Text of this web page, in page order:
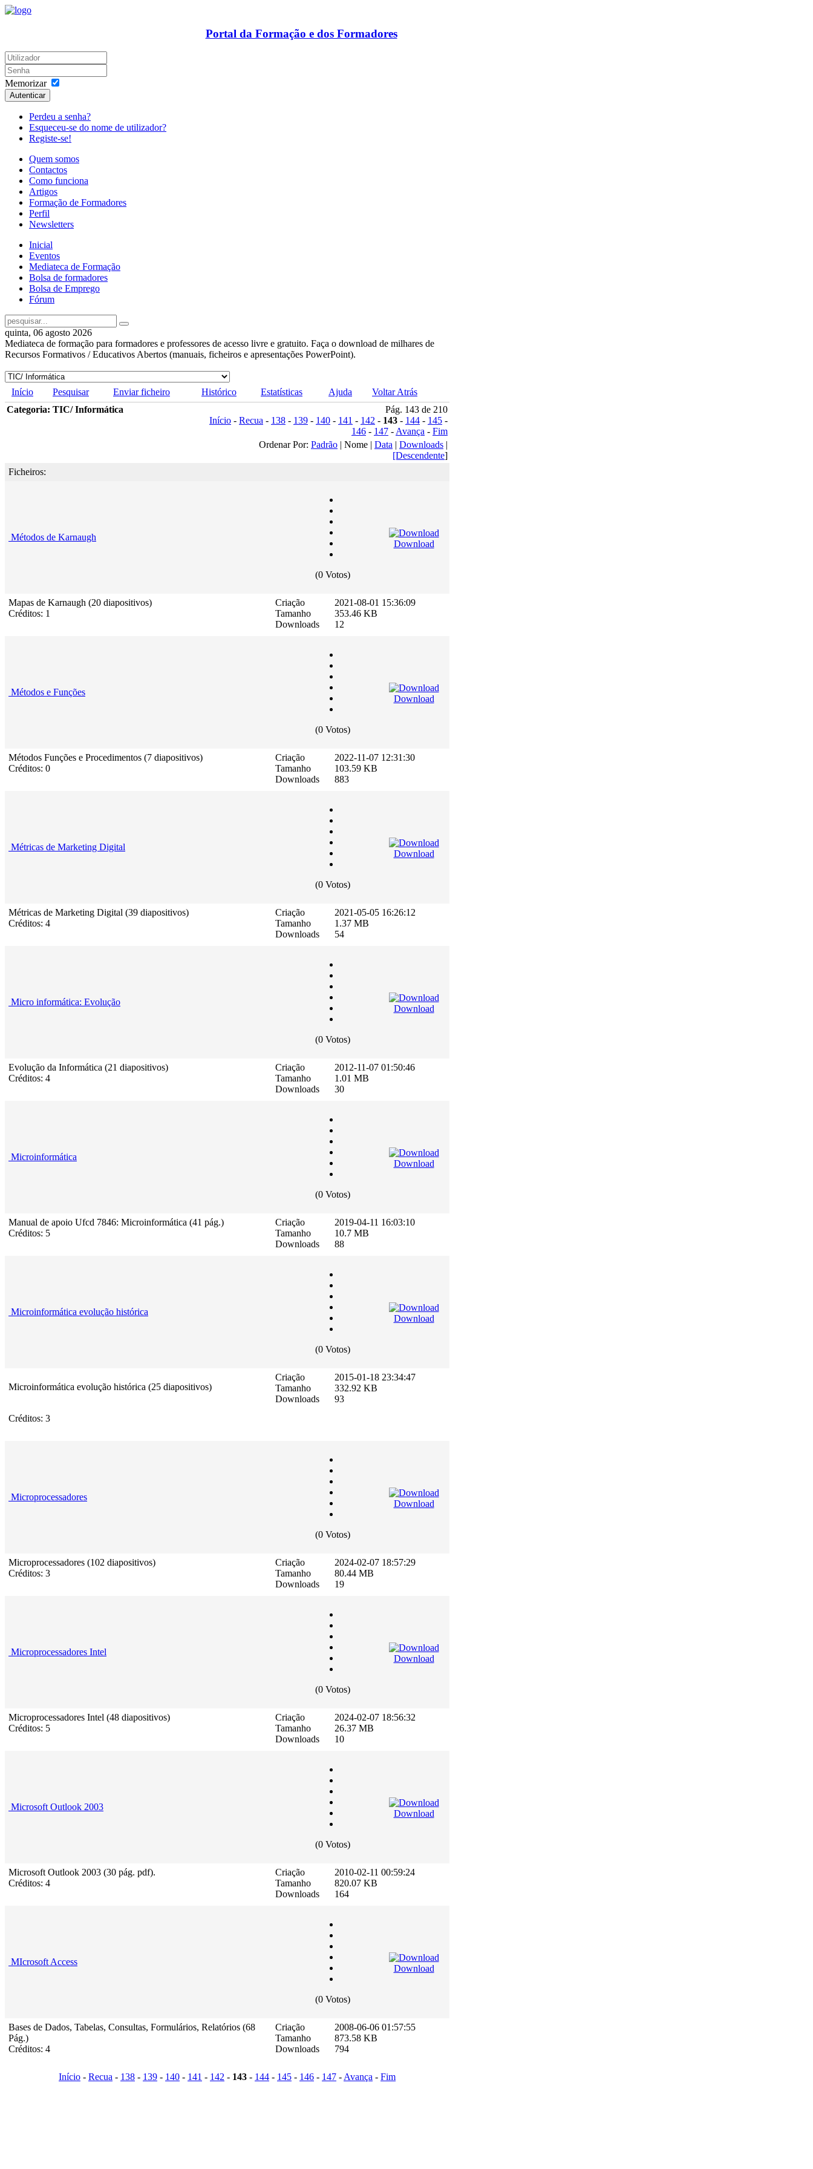
Portal da Formação e dos Formadores
Memorizar
Autenticar
Perdeu a senha?
Esqueceu-se do nome de utilizador?
Registe-se!
Quem somos
Contactos
Como funciona
Artigos
Formação de Formadores
Perfil
Newsletters
Inicial
Eventos
Mediateca de Formação
Bolsa de formadores
Bolsa de Emprego
Fórum
quinta, 06 agosto 2026
Mediateca de formação para formadores e professores de acesso livre e gratuito. Faça o download de milhares de
Recursos Formativos / Educativos Abertos (manuais, ficheiros e apresentações PowerPoint).
Início Pesquisar Enviar ficheiro Histórico Estatísticas Ajuda
Voltar Atrás
Categoria: TIC/ Informática
Pág. 143 de 210
Início - Recua - 138 - 139 - 140 - 141 - 142 - 143 - 144 - 145 -
146 - 147 -Avança - Fim
Ordenar Por: Padrão | Nome | Data | Downloads |
[Descendente]
Ficheiros:
Métodos de Karnaugh
(0 Votos)
Download
Mapas de Karnaugh (20 diapositivos)
Créditos: 1
Criação
Tamanho
Downloads
2021-08-01 15:36:09
353.46 KB
12
Métodos e Funções
(0 Votos)
Download
Métodos Funções e Procedimentos (7 diapositivos)
Créditos: 0
Criação
Tamanho
Downloads
2022-11-07 12:31:30
103.59 KB
883
Métricas de Marketing Digital
(0 Votos)
Download
Métricas de Marketing Digital (39 diapositivos)
Créditos: 4
Criação
Tamanho
Downloads
2021-05-05 16:26:12
1.37 MB
54
Micro informática: Evolução
(0 Votos)
Download
Evolução da Informática (21 diapositivos)
Créditos: 4
Criação
Tamanho
Downloads
2012-11-07 01:50:46
1.01 MB
30
Microinformática
(0 Votos)
Download
Manual de apoio Ufcd 7846: Microinformática (41 pág.)
Créditos: 5
Criação
Tamanho
Downloads
2019-04-11 16:03:10
10.7 MB
88
Microinformática evolução histórica
(0 Votos)
Download
Microinformática evolução histórica (25 diapositivos)
Créditos: 3
Criação
Tamanho
Downloads
2015-01-18 23:34:47
332.92 KB
93
Microprocessadores
(0 Votos)
Download
Microprocessadores (102 diapositivos)
Créditos: 3
Criação
Tamanho
Downloads
2024-02-07 18:57:29
80.44 MB
19
Microprocessadores Intel
(0 Votos)
Download
Microprocessadores Intel (48 diapositivos)
Créditos: 5
Criação
Tamanho
Downloads
2024-02-07 18:56:32
26.37 MB
10
Microsoft Outlook 2003
(0 Votos)
Download
Microsoft Outlook 2003 (30 pág. pdf).
Créditos: 4
Criação
Tamanho
Downloads
2010-02-11 00:59:24
820.07 KB
164
MIcrosoft Access
(0 Votos)
Download
Bases de Dados, Tabelas, Consultas, Formulários, Relatórios (68
Pág.)
Créditos: 4
Criação
Tamanho
Downloads
2008-06-06 01:57:55
873.58 KB
794
Início - Recua - 138 - 139 - 140 - 141 - 142 - 143 - 144 - 145 - 146 - 147 -Avança - Fim